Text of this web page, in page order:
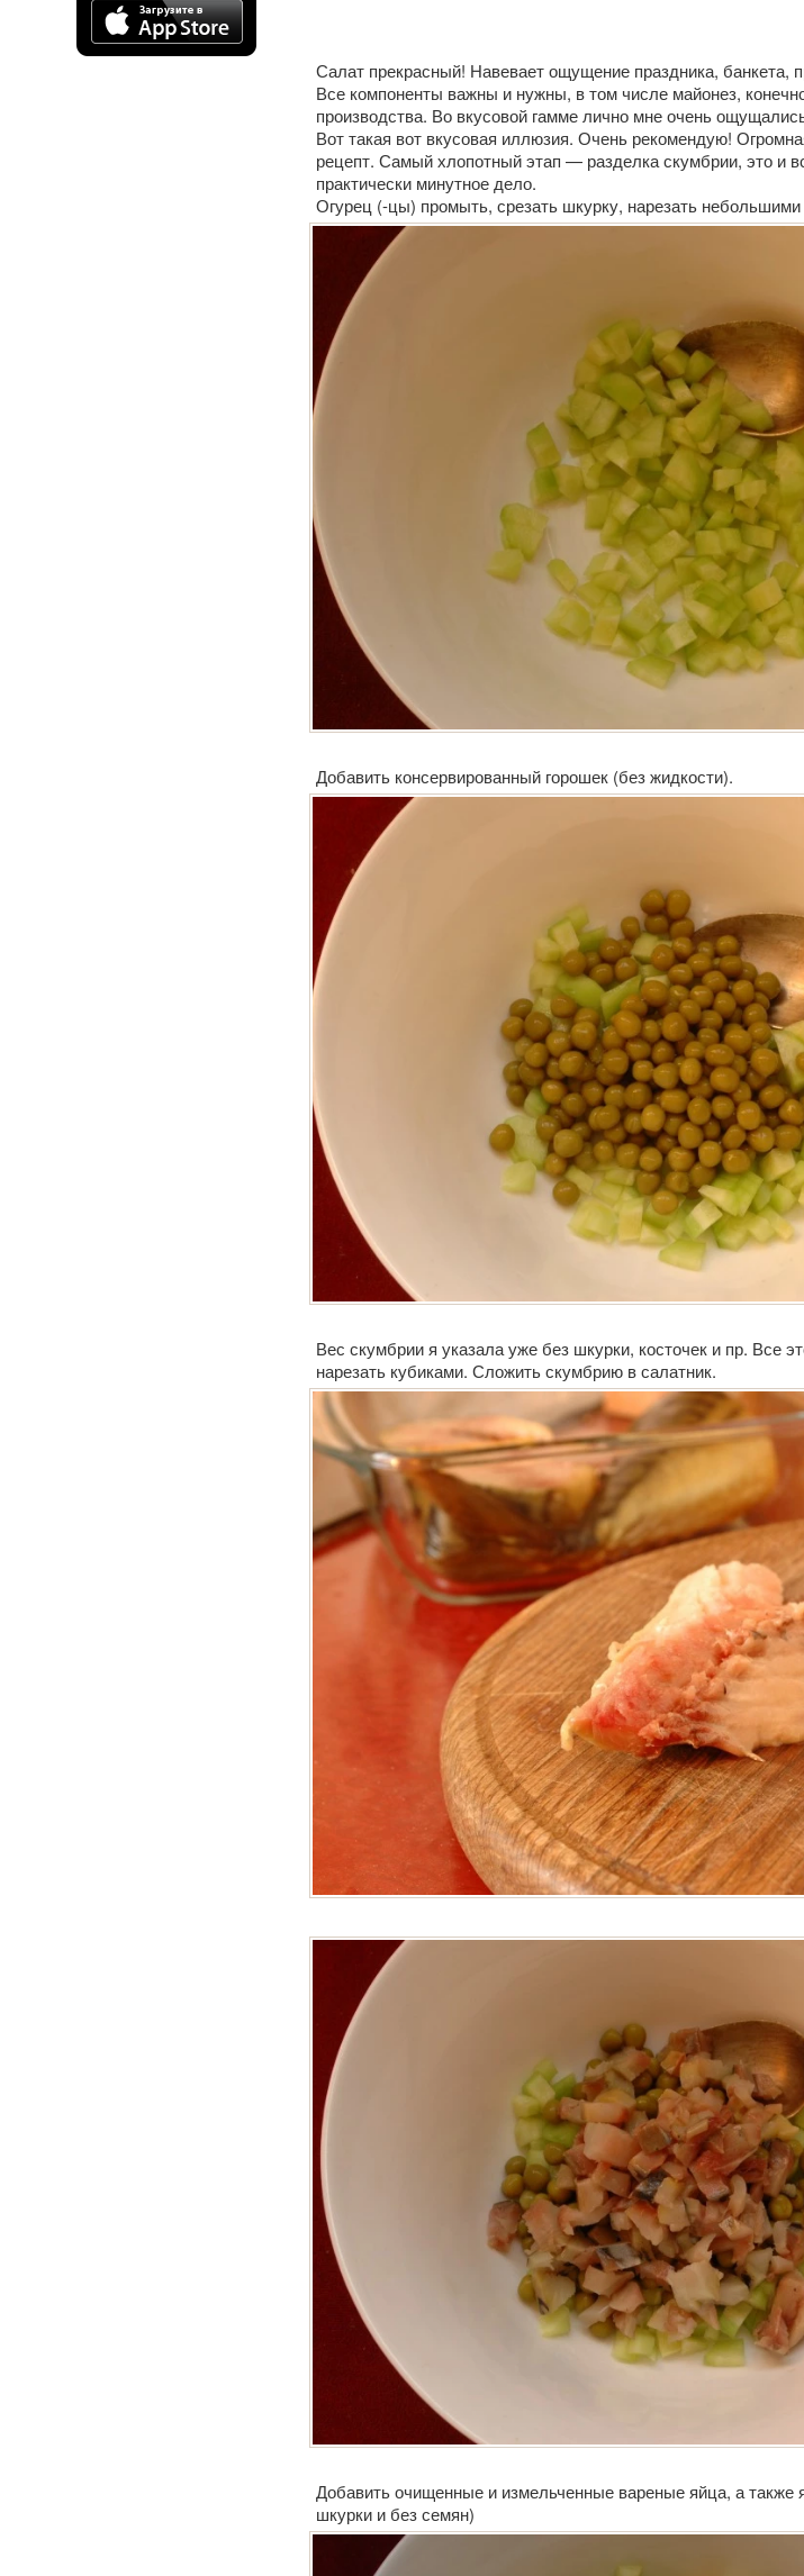
Салат прекрасный! Навевает ощущение праздника, банкета,
Все компоненты важны и нужны, в том числе майонез,
производства. Во вкусовой гамме лично мне очень
Вот такая вот вкусовая иллюзия. Очень рекомендую!
рецепт. Самый хлопотный этап — разделка скумбрии, это и
практически минутное дело.
Огурец (-цы) промыть, срезать шкурку, нарезать
Добавить консервированный горошек (без жидкости).
Вес скумбрии я указала уже без шкурки, косточек и пр. Все
нарезать кубиками. Сложить скумбрию в салатник.
Добавить очищенные и измельченные вареные яйца, а также
шкурки и без семян)